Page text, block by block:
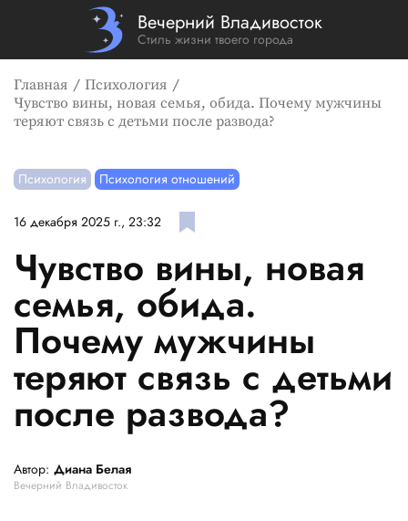
Вечерний Владивосток
Стиль жизни твоего города
Главная
Психология
Чувство вины, новая семья, обида. Почему мужчины
теряют связь с детьми после развода?
Психология Психология отношений
16 декабря 2025 г., 23:32
Чувство вины, новая
семья, обида.
Почему мужчины
теряют связь с детьми
после развода?
Автор: Диана Белая
Вечерний Владивосток